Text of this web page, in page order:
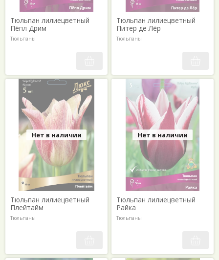
Тюльпан лилиецветный
Пёпл Дрим
Тюльпаны
Тюльпан лилиецветный
Питер де Лёр
Тюльпаны
Нет в наличии
Тюльпан лилиецветный
Плейтайм
Тюльпаны
Нет в наличии
Тюльпан лилиецветный
Райка
Тюльпаны